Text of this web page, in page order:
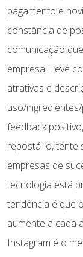
pagamento e
constância de
comunicação
empresa. Leve
atrativas e
uso/
feedback
repostá-lo, tente
empresas de
tecnologia está
tendência é que
aumente a cada
Instagram é o